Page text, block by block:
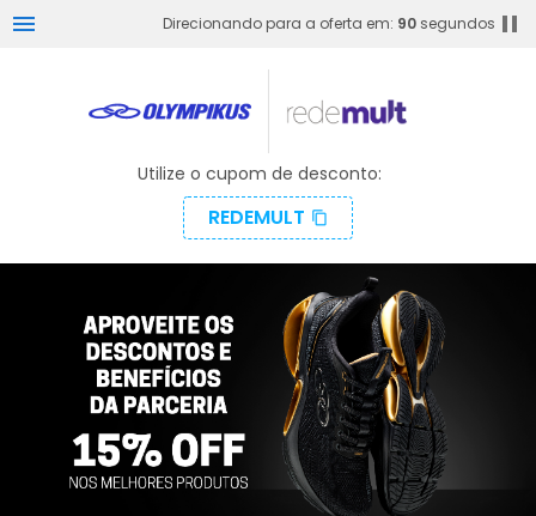
menu Direcionando para a oferta em: 90 segundos pause
Utilize o cupom de desconto:
REDEMULT content_copy